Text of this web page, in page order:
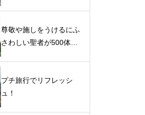
ン」
堤防強化工事 技術資料
尊敬や施しをうけるにふ
さわしい聖者が500体
も！大日堂境内の五百羅
漢（三重県）
プチ旅行でリフレッシ
ュ！